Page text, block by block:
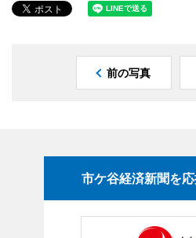
前の写真
市ケ谷経済新聞を